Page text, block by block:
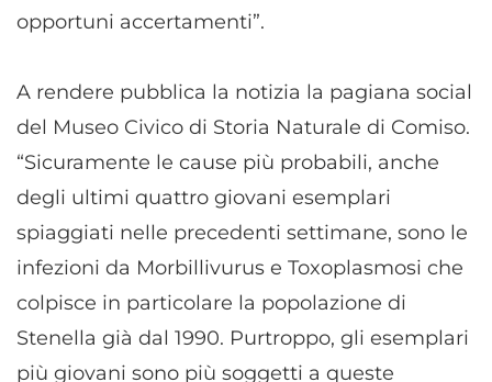
opportuni accertamenti”.
A rendere pubblica la notizia la pagiana social
del Museo Civico di Storia Naturale di Comiso.
“Sicuramente le cause più probabili, anche
degli ultimi quattro giovani esemplari
spiaggiati nelle precedenti settimane, sono le
infezioni da Morbillivurus e Toxoplasmosi che
colpisce in particolare la popolazione di
Stenella già dal 1990. Purtroppo, gli esemplari
più giovani sono più soggetti a queste